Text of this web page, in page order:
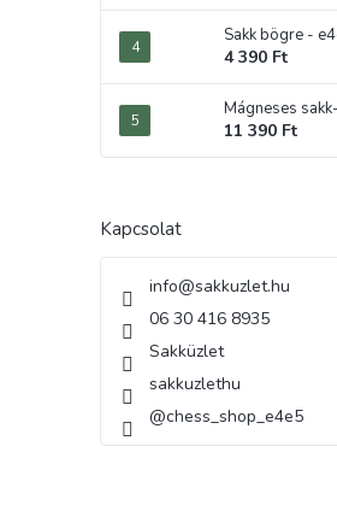
Sakk bögre -
4 390 Ft
Mágneses
11 390 Ft
Kapcsolat
info@sakkuzlet.hu
06 30 416 8935
Sakküzlet
sakkuzlethu
@chess_shop_e4e5